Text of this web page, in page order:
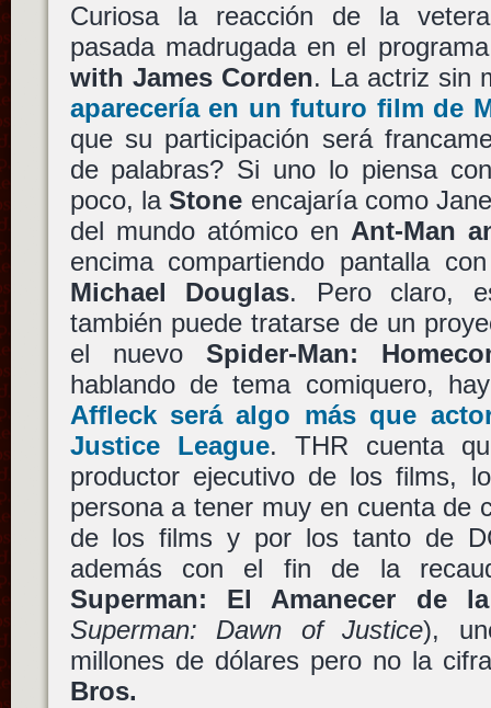
Curiosa la reacción de la
pasada madrugada en el
with James Corden. La actriz sin
aparecería en un futuro film de
que su participación será
de palabras? Si uno lo piensa
poco, laStone encajaría como
del mundo atómico en Ant-Man
encima compartiendo pantalla
Michael Douglas. Pero claro,
también puede tratarse de un
el nuevo Spider-Man:
hablando de tema comiquero,
Affleckserá algo más que
Justice League. THR cuenta
productor ejecutivo de los films,
persona a tener muy en cuenta de
de los films y por los tanto de
además con el fin de la
Superman: El Amanecer de
Superman: Dawn of Justice),
millones de dólares pero no la
Bros.